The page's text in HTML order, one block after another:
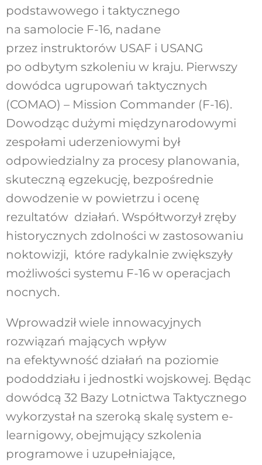
podstawowego i taktycznego
na samolocie F-16, nadane
przez instruktorów USAF i USANG
po odbytym szkoleniu w kraju. Pierwszy
dowódca ugrupowań taktycznych
(COMAO) – Mission Commander (F-16).
Dowodząc dużymi międzynarodowymi
zespołami uderzeniowymi był
odpowiedzialny za procesy planowania,
skuteczną egzekucję, bezpośrednie
dowodzenie w powietrzu i ocenę
rezultatów działań. Współtworzył zręby
historycznych zdolności w zastosowaniu
noktowizji, które radykalnie zwiększyły
możliwości systemu F-16 w operacjach
nocnych.
Wprowadził wiele innowacyjnych
rozwiązań mających wpływ
na efektywność działań na poziomie
pododdziału i jednostki wojskowej. Będąc
dowódcą 32 Bazy Lotnictwa Taktycznego
wykorzystał na szeroką skalę system e-
learnigowy, obejmujący szkolenia
programowe i uzupełniające,